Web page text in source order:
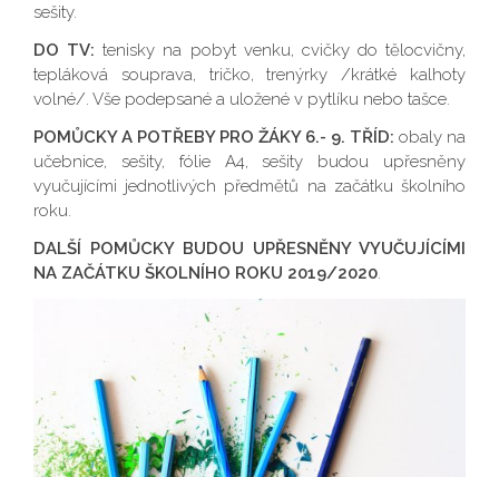
sešity.
DO TV: tenisky na pobyt venku, cvičky do tělocvičny,
tepláková souprava, tričko, trenýrky /krátké kalhoty
volné/. Vše podepsané a uložené v pytlíku nebo tašce.
POMŮCKY A POTŘEBY PRO ŽÁKY 6.- 9. TŘÍD: obaly na
učebnice, sešity, fólie A4, sešity budou upřesněny
vyučujícími jednotlivých předmětů na začátku školního
roku.
DALŠÍ POMŮCKY BUDOU UPŘESNĚNY VYUČUJÍCÍMI
NA ZAČÁTKU ŠKOLNÍHO ROKU 2019/2020.